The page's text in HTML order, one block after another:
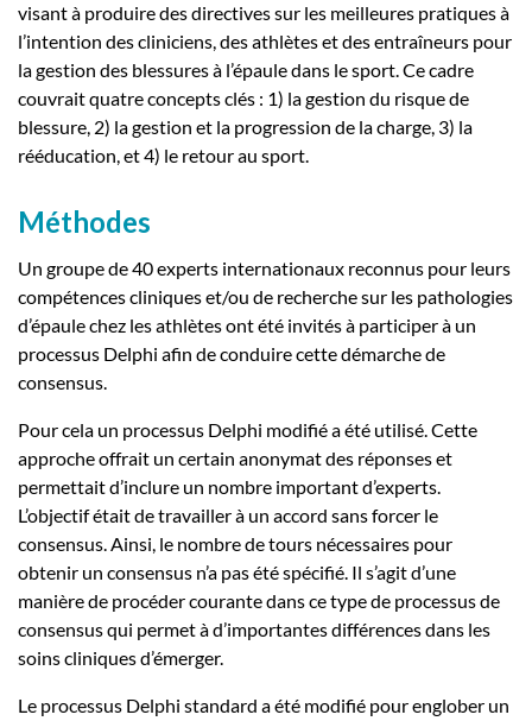
visant à produire des directives sur les meilleures pratiques à
l’intention des cliniciens, des athlètes et des entraîneurs pour
la gestion des blessures à l’épaule dans le sport. Ce cadre
couvrait quatre concepts clés : 1) la gestion du risque de
blessure, 2) la gestion et la progression de la charge, 3) la
rééducation, et 4) le retour au sport.
Méthodes
Un groupe de 40 experts internationaux reconnus pour leurs
compétences cliniques et/ou de recherche sur les pathologies
d’épaule chez les athlètes ont été invités à participer à un
processus Delphi afin de conduire cette démarche de
consensus.
Pour cela un processus Delphi modifié a été utilisé. Cette
approche offrait un certain anonymat des réponses et
permettait d’inclure un nombre important d’experts.
L’objectif était de travailler à un accord sans forcer le
consensus. Ainsi, le nombre de tours nécessaires pour
obtenir un consensus n’a pas été spécifié. Il s’agit d’une
manière de procéder courante dans ce type de processus de
consensus qui permet à d’importantes différences dans les
soins cliniques d’émerger.
Le processus Delphi standard a été modifié pour englober un